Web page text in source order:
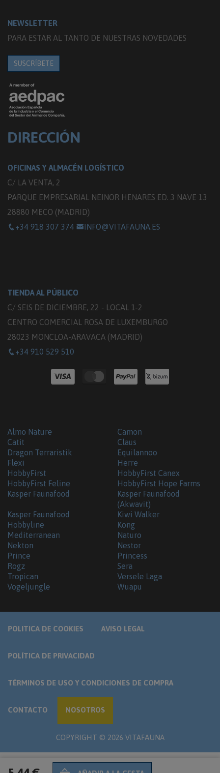
NEWSLETTER
PARA ESTAR AL TANTO DE NUESTRAS NOVEDADES
SUSCRÍBETE
DIRECCIÓN
OFICINAS Y ALMACÉN LOGÍSTICO
C/ LA VENTA, 2
PARQUE EMPRESARIAL NEINOR HENARES ED. 3 NAVE 13
28880 MECO (MADRID)
+34 918 307 374
INFO@VITAFAUNA.ES
TIENDA AL PÚBLICO
C/ SEIS DE DICIEMBRE, 22 - LOCAL 1-2
CENTRO COMERCIAL ROSA DE LUXEMBURGO
28023 MONCLOA-ARAVACA (MADRID)
+34 910 529 510
Almo Nature
Camon
Catit
Claus
Dragon Terraristik
Equilannoo
Flexi
Herre
HobbyFirst
HobbyFirst Canex
HobbyFirst Feline
HobbyFirst Hope Farms
Kasper Faunafood
Kasper Faunafood
(Akwavit)
Kasper Faunafood
Hobbyline
Kiwi Walker
Kong
Mediterranean
Naturo
Nekton
Nestor
Prince
Princess
Rogz
Sera
Tropican
Versele Laga
Vogeljungle
Wuapu
POLITICA DE COOKIES AVISO LEGAL
POLÍTICA DE PRIVACIDAD
TÉRMINOS DE USO Y CONDICIONES DE COMPRA
CONTACTO NOSOTROS
COPYRIGHT © 2026 VITAFAUNA